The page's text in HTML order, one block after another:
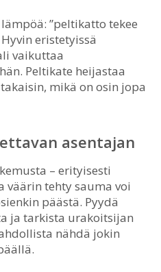
”peltikatto tekee
eristetyissä
vaikuttaa
Peltikate heijastaa
mikä on osin jopa
asentajan
– erityisesti
väärin tehty sauma voi
päästä. Pyydä
ja tarkista urakoitsijan
nähdä jokin